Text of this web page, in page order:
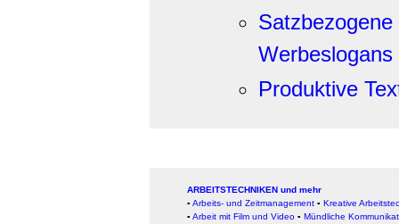
Werbeslogans
Produktive
ARBEITSTECHNIKEN und mehr
▪ Arbeits- und Zeitmanagement ▪ Kreative
▪ Arbeit mit Film und Video ▪ Mündliche